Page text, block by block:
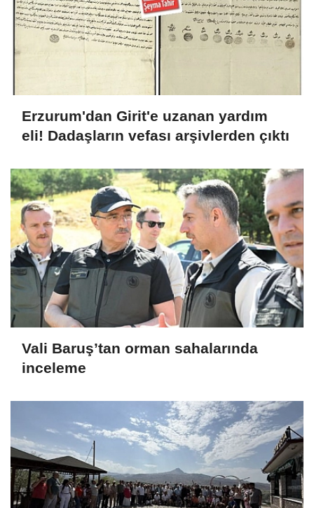
Erzurum'dan Girit'e uzanan yardım
eli! Dadaşların vefası arşivlerden çıktı
Vali Baruş’tan orman sahalarında
inceleme